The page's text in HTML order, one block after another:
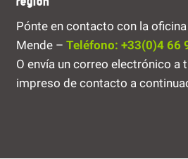
Pónte en contacto con la
Mende – Teléfono: +33(0)4 66
O envía un correo electrónico a
impreso de contacto a